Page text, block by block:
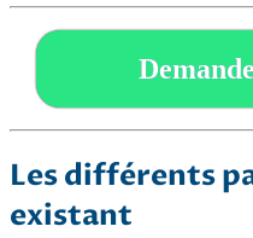
Les différents
existant